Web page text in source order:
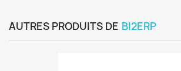
AUTRES PRODUITS DE BI2ERP